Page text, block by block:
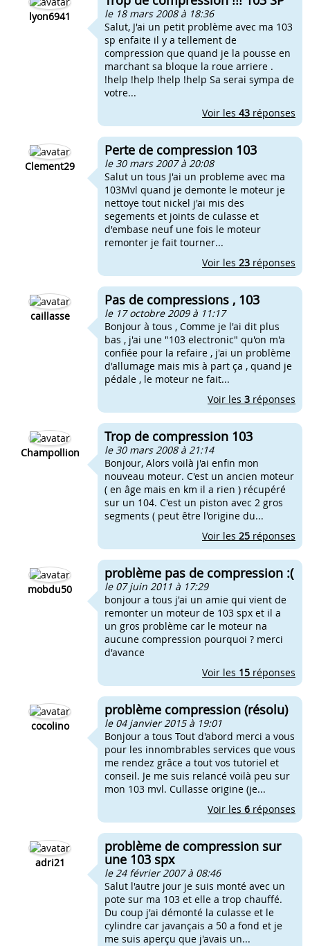
lyon6941
le 18 mars 2008 à 18:36
Salut, J'ai un petit problème avec ma 103
sp enfaite il y a tellement de
compression que quand je la pousse en
marchant sa bloque la roue arriere .
!help !help !help !help Sa serai sympa de
votre...
Voir les 43 réponses
Clement29
Perte de compression 103
le 30 mars 2007 à 20:08
Salut un tous J'ai un probleme avec ma
103Mvl quand je demonte le moteur je
nettoye tout nickel j'ai mis des
segements et joints de culasse et
d'embase neuf une fois le moteur
remonter je fait tourner...
Voir les 23 réponses
caillasse
Pas de compressions , 103
le 17 octobre 2009 à 11:17
Bonjour à tous , Comme je l'ai dit plus
bas , j'ai une "103 electronic" qu'on m'a
confiée pour la refaire , j'ai un problème
d'allumage mais mis à part ça , quand je
pédale , le moteur ne fait...
Voir les 3 réponses
Champollion
Trop de compression 103
le 30 mars 2008 à 21:14
Bonjour, Alors voilà j'ai enfin mon
nouveau moteur. C'est un ancien moteur
( en âge mais en km il a rien ) récupéré
sur un 104. C'est un piston avec 2 gros
segments ( peut être l'origine du...
Voir les 25 réponses
mobdu50
problème pas de compression :(
le 07 juin 2011 à 17:29
bonjour a tous j'ai un amie qui vient de
remonter un moteur de 103 spx et il a
un gros problème car le moteur na
aucune compression pourquoi ? merci
d'avance
Voir les 15 réponses
cocolino
problème compression (résolu)
le 04 janvier 2015 à 19:01
Bonjour a tous Tout d'abord merci a vous
pour les innombrables services que vous
me rendez grâce a tout vos tutoriel et
conseil. Je me suis relancé voilà peu sur
mon 103 mvl. Cullasse origine (je...
Voir les 6 réponses
adri21
problème de compression sur
une 103 spx
le 24 février 2007 à 08:46
Salut l'autre jour je suis monté avec un
pote sur ma 103 et elle a trop chauffé.
Du coup j'ai démonté la culasse et le
cylindre car javançais a 50 a fond et je
me suis aperçu que j'avais un...